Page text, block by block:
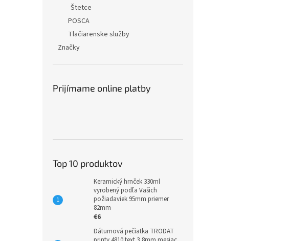
Štetce
POSCA
Tlačiarenske služby
Značky
Prijímame online platby
Top 10 produktov
Keramický hrnček 330ml
vyrobený podľa Vašich
požiadaviek 95mm priemer
82mm
€6
Dátumová pečiatka TRODAT